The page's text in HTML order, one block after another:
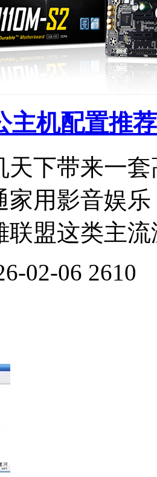
主机配置推荐
天下带来一
家用影音娱
联盟这类主
02-06 2610